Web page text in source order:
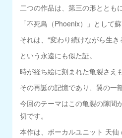
二つの作品は、第三の形ととも
「不死鳥（Phoenix）」として蘇
それは、“変わり続けながら生き
という永遠にも似た証。
時が経ち絵に刻まれた亀裂さえも
その再誕の記憶であり、翼の一
今回のテーマはこの亀裂の隙間
切です。
本作は、ボーカルユニット 天仙